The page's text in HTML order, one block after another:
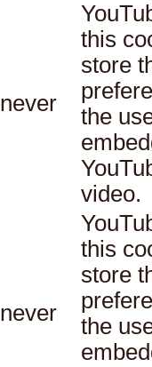
never
this
store
the
video.
never
this
store
the